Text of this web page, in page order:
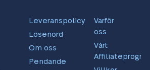
Leveranspolicy
Lösenord
Om oss
Pendande
Varför
oss
Vårt
Affiliateprogram